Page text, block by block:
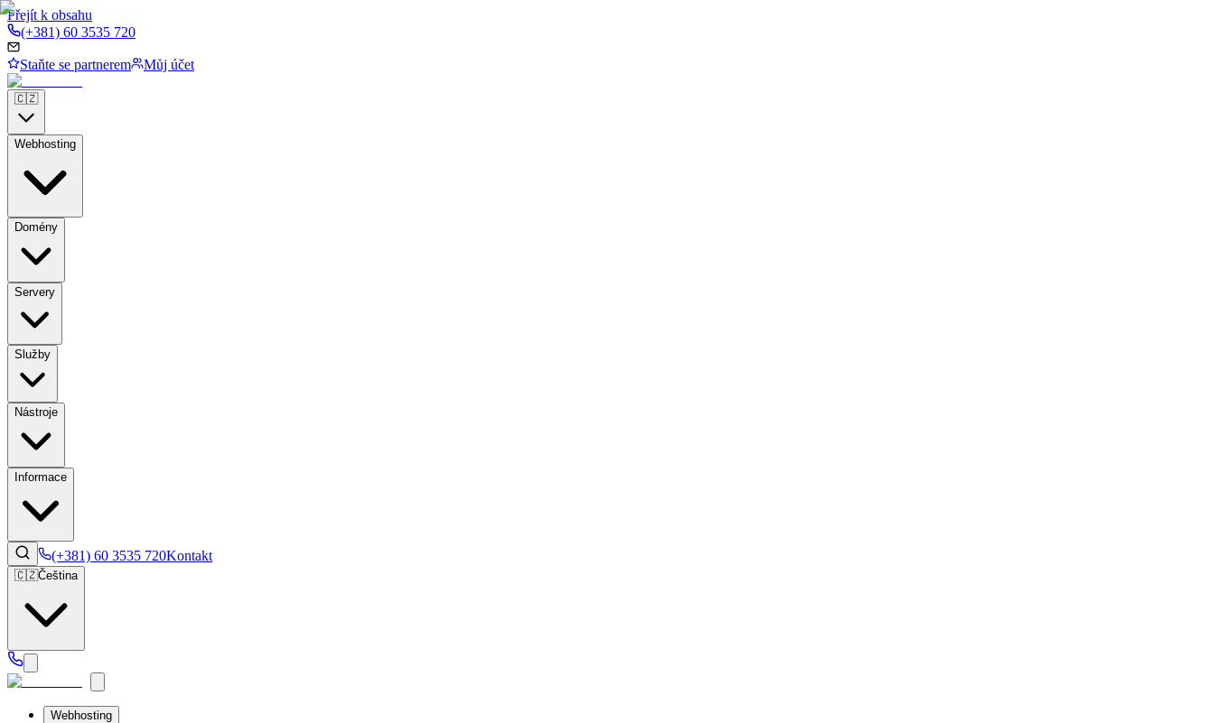
Přejít k obsahu
(+381) 60 3535 720
Staňte se partnerem Můj účet
🇨🇿
Webhosting
Domény
Servery
Služby
Nástroje
Informace
(+381) 60 3535 720Kontakt
🇨🇿Čeština
Webhosting